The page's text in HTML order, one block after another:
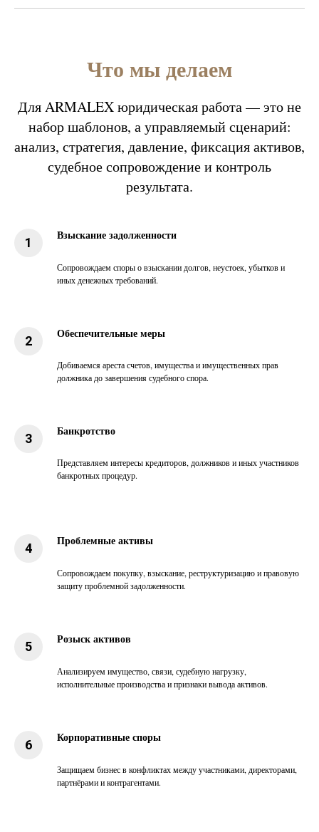
Что мы делаем
Для ARMALEX юридическая работа — это не
набор шаблонов, а управляемый сценарий:
анализ, стратегия, давление, фиксация активов,
судебное сопровождение и контроль
результата.
Взыскание задолженности
Сопровождаем споры о взыскании долгов, неустоек, убытков и
иных денежных требований.
Обеспечительные меры
Добиваемся ареста счетов, имущества и имущественных прав
должника до завершения судебного спора.
Банкротство
Представляем интересы кредиторов, должников и иных участников
банкротных процедур.
Проблемные активы
Сопровождаем покупку, взыскание, реструктуризацию и правовую
защиту проблемной задолженности.
Розыск активов
Анализируем имущество, связи, судебную нагрузку,
исполнительные производства и признаки вывода активов.
Корпоративные споры
Защищаем бизнес в конфликтах между участниками, директорами,
партнёрами и контрагентами.